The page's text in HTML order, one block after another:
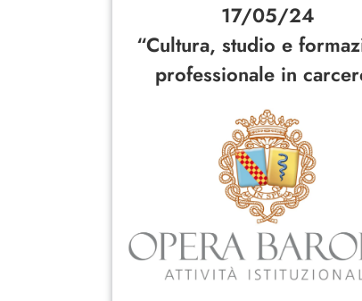
17/05/24
“Cultura, studio e
professionale in